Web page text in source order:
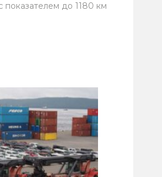
показателем до 1180 км